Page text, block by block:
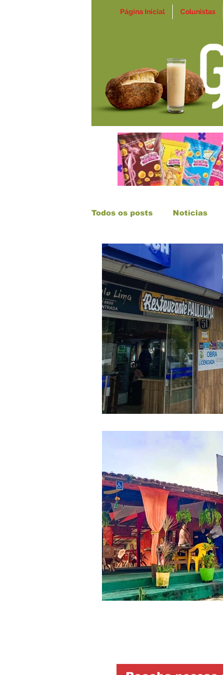
Página Inicial Colunistas
Todos os posts Notícias
Crônicas O filhote da
Especiais Dia dos
Tour pelo Pará GP Te
Acompanhamentos
Salgados Comidas